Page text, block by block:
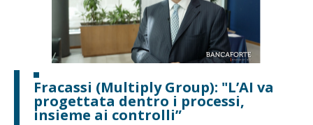
Fracassi (Multiply Group): "L’AI va
progettata dentro i processi,
insieme ai controlli”